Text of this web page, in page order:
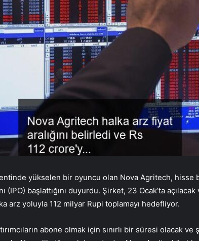
yükselen bir oyuncu olan Nova Agritech, hisse
(IPO) başlattığını duyurdu. Şirket, 23 Ocak’ta
arz yoluyla 112 milyar Rupi toplamayı hedefliyor.
abone olmak için sınırlı bir süresi olacak